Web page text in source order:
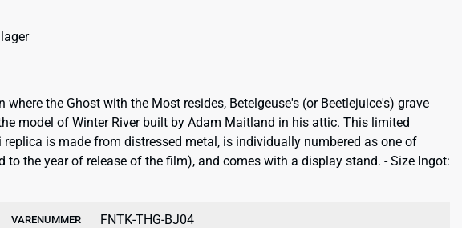
where the Ghost with the Most resides, Betelgeuse's (or Beetlejuice's) grave
model of Winter River built by Adam Maitland in his attic. This limited
is made from distressed metal, is individually numbered as one of
to the year of release of the film), and comes with a display stand. - Size Ingot:
VARENUMMER FNTK-THG-BJ04